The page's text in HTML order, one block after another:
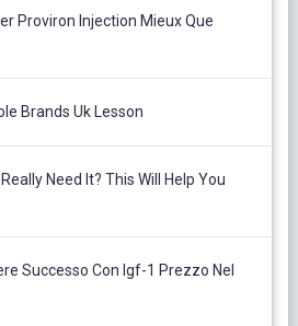
Proviron Injection Mieux Que
Brands Uk Lesson
Need It? This Will Help You
Successo Con Igf-1 Prezzo Nel